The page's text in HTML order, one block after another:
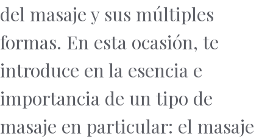
del masaje y sus múltiples
formas. En esta ocasión, te
introduce en la esencia e
importancia de un tipo de
masaje en particular: el masaje